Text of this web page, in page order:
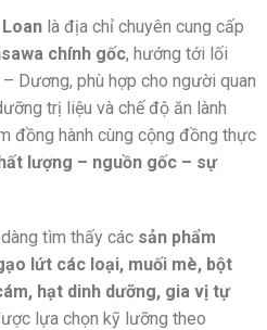
là địa chỉ chuyên cung cấp
chính gốc, hướng tới lối
Dương, phù hợp cho người quan
trị liệu và chế độ ăn lành
đồng hành cùng cộng đồng thực
lượng – nguồn gốc – sự
tìm thấy các sản phẩm
lứt các loại, muối mè, bột
hạt dinh dưỡng, gia vị tự
lựa chọn kỹ lưỡng theo